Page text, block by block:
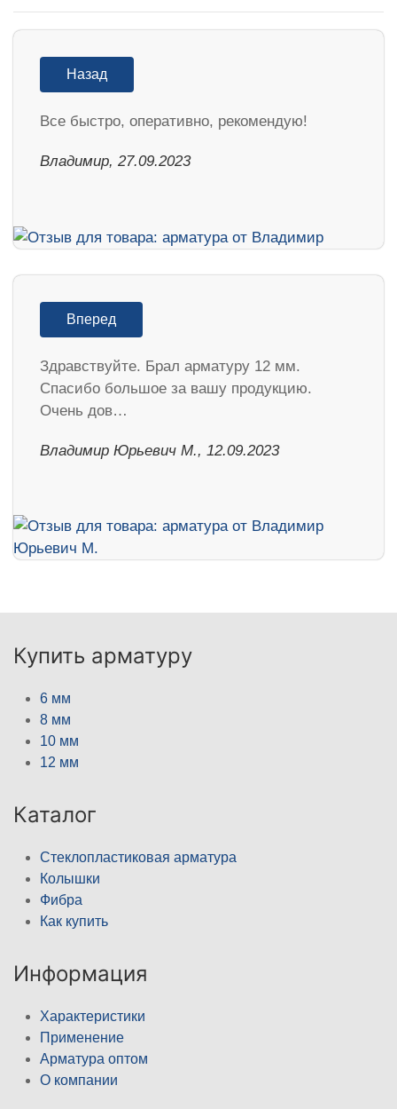
Назад
Все быстро, оперативно, рекомендую!
Владимир, 27.09.2023
Вперед
Здравствуйте. Брал арматуру 12 мм.
Спасибо большое за вашу продукцию.
Очень дов…
Владимир Юрьевич М., 12.09.2023
Купить арматуру
6 мм
8 мм
10 мм
12 мм
Каталог
Стеклопластиковая арматура
Колышки
Фибра
Как купить
Информация
Характеристики
Применение
Арматура оптом
О компании